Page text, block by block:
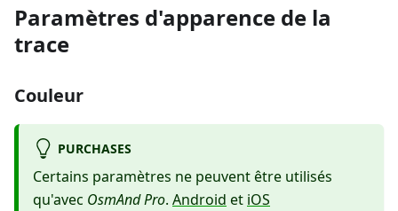
Paramètres d'apparence de la
trace
Couleur
PURCHASES
Certains paramètres ne peuvent être utilisés
qu'avec OsmAnd Pro. Android et iOS